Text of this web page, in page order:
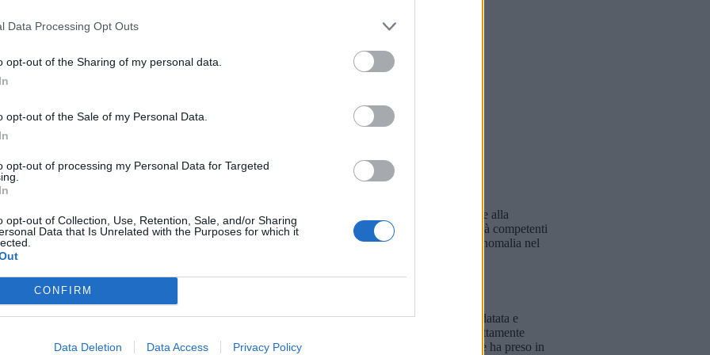
Data Processing Opt Outs
opt-out of the Sharing of my personal data.
opt-out of the Sale of my Personal Data.
opt-out of processing my Personal Data for Targeted
opt-out of Collection, Use, Retention, Sale, and/or Sharing
Data that Is Unrelated with the Purposes for which it
CONFIRM
Data Deletion Data Access Privacy Policy
di accompagnamento durante il tragitto?
di Identificazione), il produttore rimane co-responsabile della tracciabilità del carico. In base alla
deve immediatamente attivarsi richiedendo una denuncia formale di smarrimento alle autorità competenti
destinazione che attesti l'effettivo e corretto arrivo del materiale, provvedendo ad annotare l'anomalia nel
originale in sede di ispezione.
condivisa del fine vita del prodotto?
esclusivamente quando riceve la cosiddetta "quarta copia" del formulario, regolarmente datata e
alcuna annotazione di difformità o respingimento. Una volta acquisita e conservata correttamente
conferimento), l'onere legale passa integralmente all'impianto di recupero o smaltimento che ha preso in